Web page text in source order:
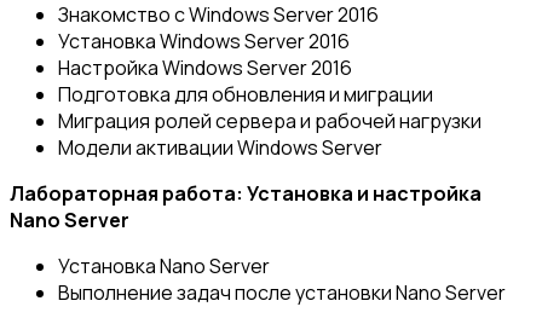
Знакомство с Windows Server 2016
Установка Windows Server 2016
Настройка Windows Server 2016
Подготовка для обновления и миграции
Миграция ролей сервера и рабочей нагрузки
Модели активации Windows Server
Лабораторная работа: Установка и настройка
Nano Server
Установка Nano Server
Выполнение задач после установки Nano Server